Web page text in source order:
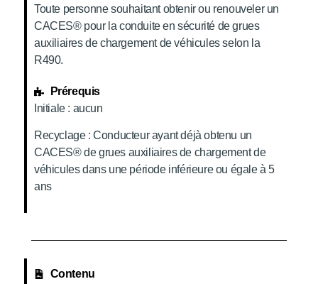
Toute personne souhaitant obtenir ou renouveler un
CACES® pour la conduite en sécurité de grues
auxiliaires de chargement de véhicules selon la
R490.
Prérequis
Initiale : aucun
Recyclage : Conducteur ayant déjà obtenu un
CACES® de grues auxiliaires de chargement de
véhicules dans une période inférieure ou égale à 5
ans
Contenu